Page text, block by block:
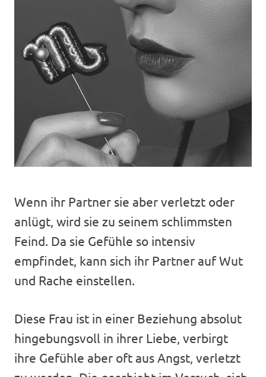
Wenn ihr Partner sie aber verletzt oder
anlügt, wird sie zu seinem schlimmsten
Feind. Da sie Gefühle so intensiv
empfindet, kann sich ihr Partner auf Wut
und Rache einstellen.
Diese Frau ist in einer Beziehung absolut
hingebungsvoll in ihrer Liebe, verbirgt
ihre Gefühle aber oft aus Angst, verletzt